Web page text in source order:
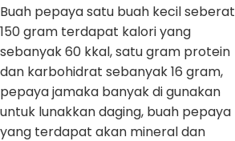
Buah pepaya satu buah kecil seberat
150 gram terdapat kalori yang
sebanyak 60 kkal, satu gram protein
dan karbohidrat sebanyak 16 gram,
pepaya jamaka banyak di gunakan
untuk lunakkan daging, buah pepaya
yang terdapat akan mineral dan